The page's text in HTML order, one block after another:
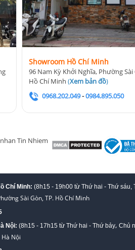
Showroom Hồ Chí Minh
96 Nam Kỳ Khởi Nghĩa, Phường Sài
Hồ Chí Minh(Xem bản đồ)
0968.202.049-0984.895.050
Chí Minh: (8h15 - 19h00 từ Thứ hai - Thứ sáu,
Sài Gòn, TP. Hồ Chí Minh
Nội: (8h15 - 17h15 từ Thứ hai - Thứ bảy, Chủ
Nội